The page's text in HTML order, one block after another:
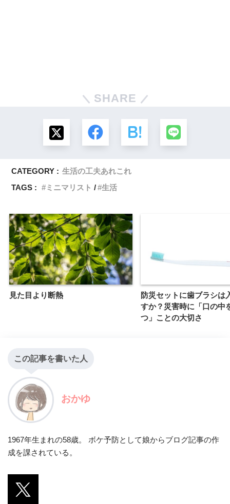
SHARE
CATEGORY : 生活の工夫あれこれ
TAGS :
ミニマリスト 生活
見た目より断熱
防災セットに歯ブラシは
すか？災害時に「口の中
つ」ことの大切さ
この記事を書いた人
おかゆ
1967年生まれの58歳。 ボケ予防として娘からブログ記事の作
成を課されている。